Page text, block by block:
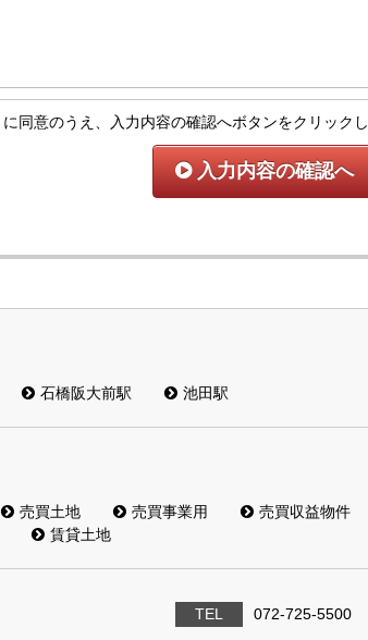
に同意のうえ、入力内容の確認へボタンをクリックし
入力内容の確認へ
石橋阪大前駅 池田駅
売買土地 売買事業用 売買収益物件
賃貸土地
TEL 072-725-5500